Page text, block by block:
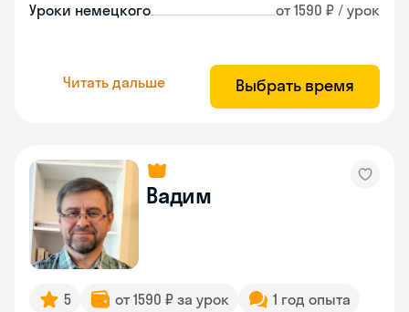
Уроки немецкого от 1590 ₽ / урок
Читать дальше Выбрать время
Вадим
5 от 1590 ₽ за урок
1 год опыта